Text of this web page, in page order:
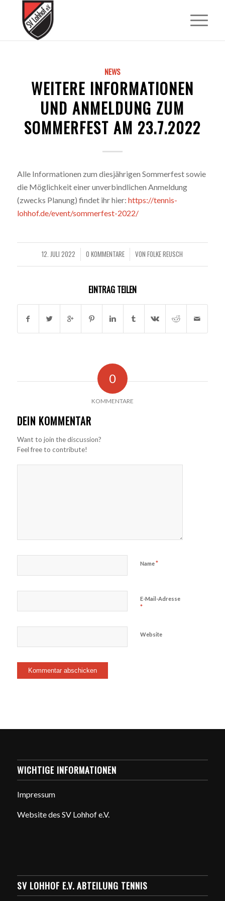
NEWS
WEITERE INFORMATIONEN
UND ANMELDUNG ZUM
SOMMERFEST AM 23.7.2022
Alle Informationen zum diesjährigen Sommerfest sowie
die Möglichkeit einer unverbindlichen Anmeldung
(zwecks Planung) findet ihr hier: https://tennis-
lohhof.de/event/sommerfest-2022/
12. JULI 2022 0 KOMMENTARE
/ VONFOLKE REUSCH
EINTRAG TEILEN
0
KOMMENTARE
DEIN KOMMENTAR
Want to join the discussion?
Feel free to contribute!
Name*
E-Mail-Adresse
*
Website
WICHTIGE INFORMATIONEN
Impressum
Website des SV Lohhof e.V.
SV LOHHOF E.V. ABTEILUNG TENNIS